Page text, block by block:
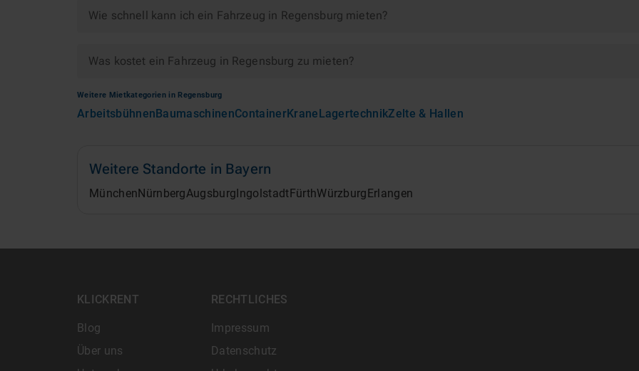
Wie schnell kann ich ein Fahrzeug in Regensburg mieten?
Was kostet ein Fahrzeug in Regensburg zu mieten?
Weitere Mietkategorien in Regensburg
ArbeitsbühnenBaumaschinenContainerKraneLagertechnikZelte & Hallen
Weitere Standorte in Bayern
MünchenNürnbergAugsburgIngolstadtFürthWürzburgErlangen
KLICKRENT
Blog
Über uns
RECHTLICHES
Impressum
Datenschutz